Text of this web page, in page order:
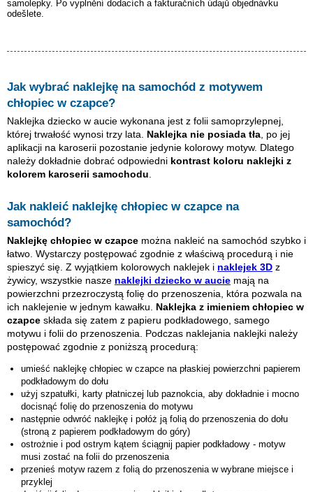
samolepky. Po vyplnění dodacích a fakturačních údajů objednávku
odešlete.
Jak wybrać naklejkę na samochód z motywem
chłopiec w czapce?
Naklejka dziecko w aucie wykonana jest z folii samoprzylepnej,
której trwałość wynosi trzy lata. Naklejka nie posiada tła , po jej
aplikacji na karoserii pozostanie jedynie kolorowy motyw. Dlatego
należy dokładnie dobrać odpowiedni kontrast koloru naklejki z
kolorem karoserii samochodu
Jak nakleić naklejkę chłopiec w czapce na
samochód?
Naklejkę chłopiec w czapce można nakleić na samochód szybko i
łatwo. Wystarczy postępować zgodnie z właściwą procedurą i nie
spieszyć się. Z wyjątkiem kolorowych naklejek i naklejek 3D z
żywicy, wszystkie nasze naklejki dziecko w aucie mają na
powierzchni przezroczystą folię do przenoszenia, która pozwala na
ich naklejenie w jednym kawałku. Naklejka z imieniem chłopiec w
czapce składa się zatem z papieru podkładowego, samego
motywu i folii do przenoszenia. Podczas naklejania naklejki należy
postępować zgodnie z poniższą procedurą:
umieść naklejkę chłopiec w czapce na płaskiej powierzchni papierem
podkładowym do dołu
użyj szpatułki, karty płatniczej lub paznokcia, aby dokładnie i mocno
docisnąć folię do przenoszenia do motywu
następnie odwróć naklejkę i połóż ją folią do przenoszenia do dołu
(stroną z papierem podkładowym do góry)
ostrożnie i pod ostrym kątem ściągnij papier podkładowy - motyw
musi zostać na folii do przenoszenia
przenieś motyw razem z folią do przenoszenia w wybrane miejsce i
przyklej